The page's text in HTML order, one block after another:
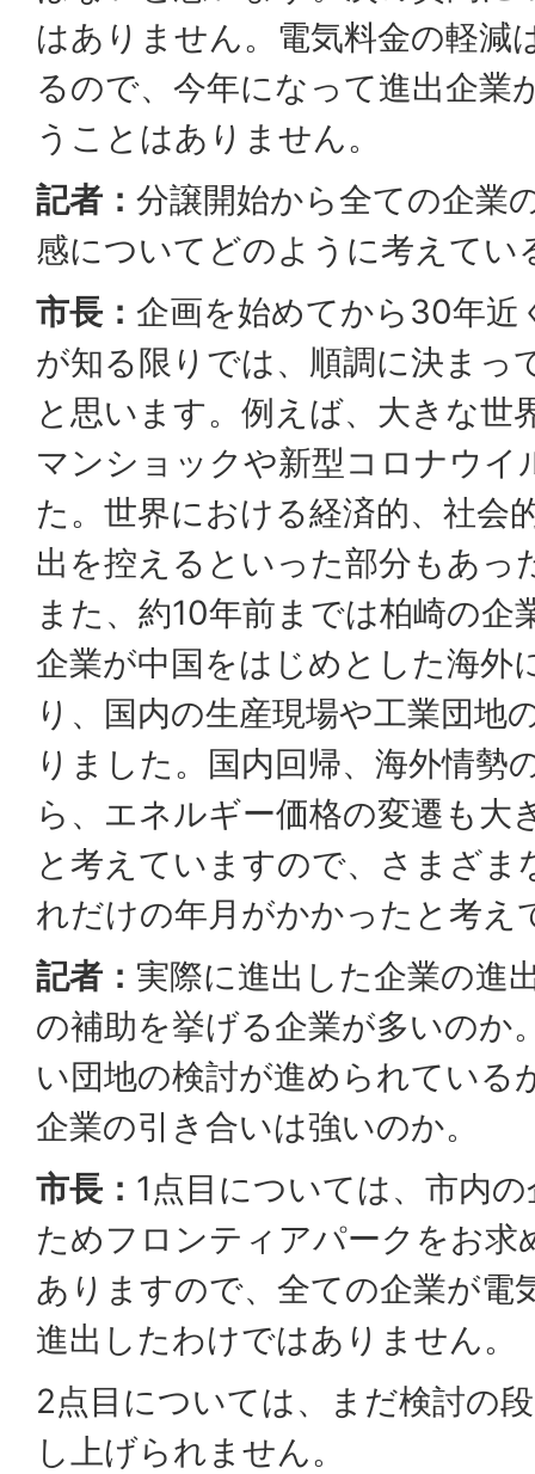
はありません。電気料金の軽減
るので、今年になって進出企業
うことはありません。
記者： 分譲開始から全ての企業
感についてどのように考えてい
市長： 企画を始めてから30年近
が知る限りでは、順調に決まっ
と思います。例えば、大きな世
マンショックや新型コロナウイ
た。世界における経済的、社会
出を控えるといった部分もあっ
また、約10年前までは柏崎の企
企業が中国をはじめとした海外
り、国内の生産現場や工業団地
りました。国内回帰、海外情勢
ら、エネルギー価格の変遷も大
と考えていますので、さまざま
れだけの年月がかかったと考え
記者： 実際に進出した企業の進
の補助を挙げる企業が多いのか
い団地の検討が進められている
企業の引き合いは強いのか。
市長： 1点目については、市内
ためフロンティアパークをお求
ありますので、全ての企業が電
進出したわけではありません。
2点目については、まだ検討の
し上げられません。